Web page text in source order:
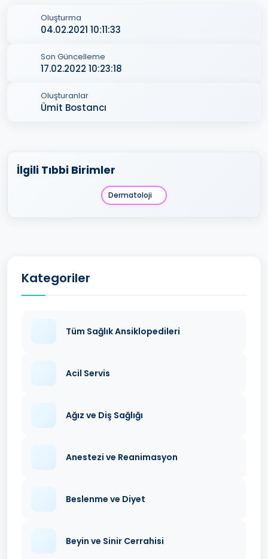
Oluşturma
04.02.2021 10:11:33
Son Güncelleme
17.02.2022 10:23:18
Oluşturanlar
Ümit Bostancı
İlgili Tıbbi Birimler
Dermatoloji
Kategoriler
Tüm Sağlık Ansiklopedileri
Acil Servis
Ağız ve Diş Sağlığı
Anestezi ve Reanimasyon
Beslenme ve Diyet
Beyin ve Sinir Cerrahisi